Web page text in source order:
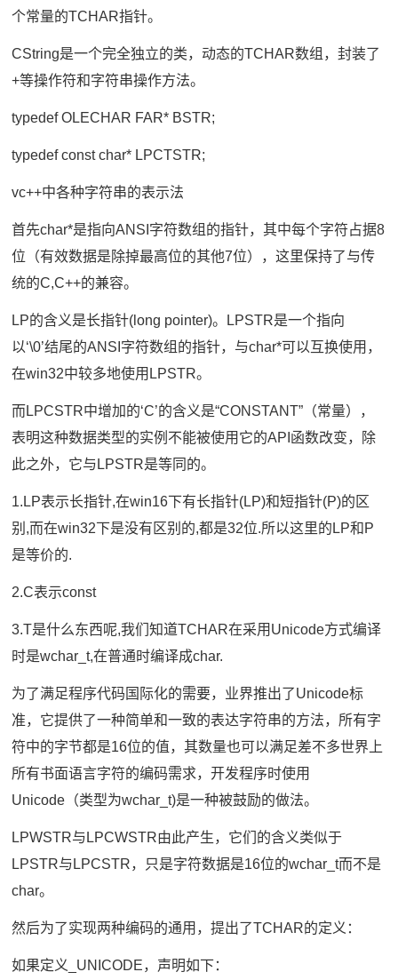
个常量的TCHAR指针。
CString是一个完全独立的类，动态的TCHAR数组，封装了
+等操作符和字符串操作方法。
typedef OLECHAR FAR* BSTR;
typedef const char* LPCTSTR;
vc++中各种字符串的表示法
首先char*是指向ANSI字符数组的指针，其中每个字符占据8
位（有效数据是除掉最高位的其他7位），这里保持了与传
统的C,C++的兼容。
LP的含义是长指针(long pointer)。LPSTR是一个指向
以‘\0’结尾的ANSI字符数组的指针，与char*可以互换使用，
在win32中较多地使用LPSTR。
而LPCSTR中增加的‘C’的含义是“CONSTANT”（常量），
表明这种数据类型的实例不能被使用它的API函数改变，除
此之外，它与LPSTR是等同的。
1.LP表示长指针,在win16下有长指针(LP)和短指针(P)的区
别,而在win32下是没有区别的,都是32位.所以这里的LP和P
是等价的.
2.C表示const
3.T是什么东西呢,我们知道TCHAR在采用Unicode方式编译
时是wchar_t,在普通时编译成char.
为了满足程序代码国际化的需要，业界推出了Unicode标
准，它提供了一种简单和一致的表达字符串的方法，所有字
符中的字节都是16位的值，其数量也可以满足差不多世界上
所有书面语言字符的编码需求，开发程序时使用
Unicode（类型为wchar_t)是一种被鼓励的做法。
LPWSTR与LPCWSTR由此产生，它们的含义类似于
LPSTR与LPCSTR，只是字符数据是16位的wchar_t而不是
char。
然后为了实现两种编码的通用，提出了TCHAR的定义：
如果定义_UNICODE，声明如下：